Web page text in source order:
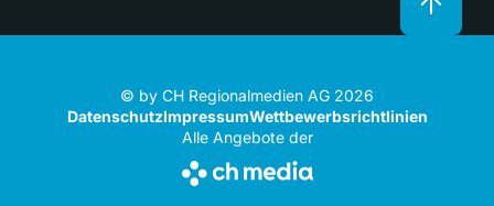
© by CH Regionalmedien AG 2026
DatenschutzImpressumWettbewerbsrichtlinien
Alle Angebote der